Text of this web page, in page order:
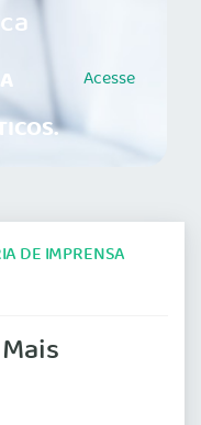
Acesse
DE IMPRENSA